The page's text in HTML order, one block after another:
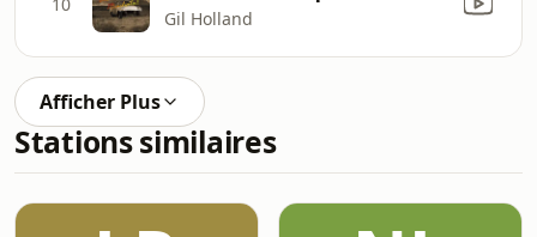
Gil Holland
Afficher Plus
Stations similaires